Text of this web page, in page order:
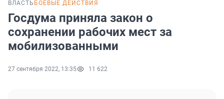
ВЛАСТЬ БОЕВЫЕ ДЕЙСТВИЯ
Госдума приняла закон о
сохранении рабочих мест за
мобилизованными
27 сентября 2022, 13:35 11 622